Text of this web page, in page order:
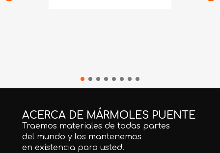
ACERCA DE MÁRMOLES PUENTE
Traemos materiales de todas partes
del mundo y los mantenemos
en existencia para usted.